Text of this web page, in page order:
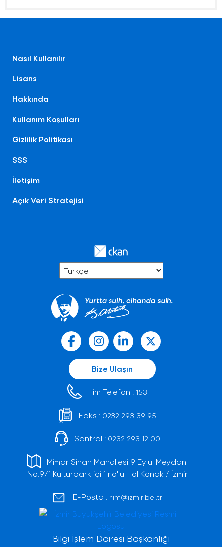
Nasıl Kullanılır
Lisans
Hakkında
Kullanım Koşulları
Gizlilik Politikası
SSS
İletişim
Açık Veri Stratejisi
Bize Ulaşın
Him Telefon : 153
Faks : 0232 293 39 95
Santral : 0232 293 12 00
Mimar Sinan Mahallesi 9 Eylül Meydanı
No:9/1 Kültürpark içi 1 no'lu Hol Konak / İzmir
E-Posta : him@izmir.bel.tr
Bilgi İşlem Dairesi Başkanlığı